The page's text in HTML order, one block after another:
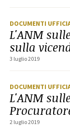
DOCUMENTI
L'ANM
sulla
3 luglio 2019
DOCUMENTI
L'ANM
2 luglio 2019